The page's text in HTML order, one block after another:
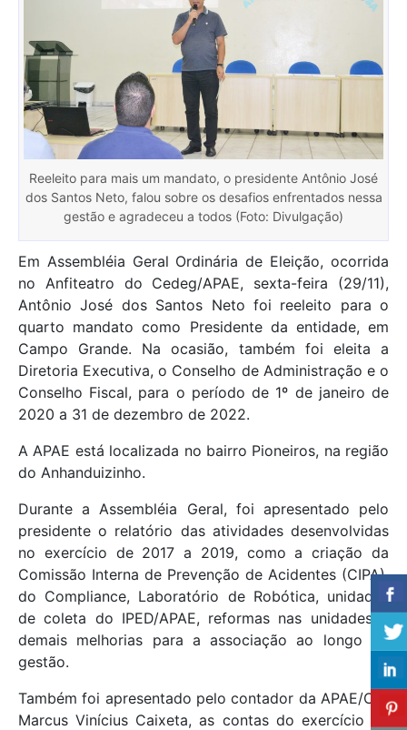
Reeleito para mais um mandato, o presidente Antônio José
dos Santos Neto, falou sobre os desafios enfrentados nessa
gestão e agradeceu a todos (Foto: Divulgação)
Em Assembléia Geral Ordinária de Eleição, ocorrida
no Anfiteatro do Cedeg/APAE, sexta-feira (29/11),
Antônio José dos Santos Neto foi reeleito para o
quarto mandato como Presidente da entidade, em
Campo Grande. Na ocasião, também foi eleita a
Diretoria Executiva, o Conselho de Administração e o
Conselho Fiscal, para o período de 1º de janeiro de
2020 a 31 de dezembro de 2022.
A APAE está localizada no bairro Pioneiros, na região
do Anhanduizinho.
Durante a Assembléia Geral, foi apresentado pelo
presidente o relatório das atividades desenvolvidas
no exercício de 2017 a 2019, como a criação da
Comissão Interna de Prevenção de Acidentes (CIPA),
do Compliance, Laboratório de Robótica, unidades
de coleta do IPED/APAE, reformas nas unidades e
demais melhorias para a associação ao longo da
gestão.
Também foi apresentado pelo contador da APAE/CG,
Marcus Vinícius Caixeta, as contas do exercício de